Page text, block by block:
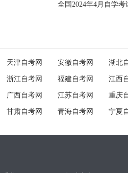
全国2024年4月自学
天津自考网 安徽自考网 湖北
浙江自考网 福建自考网 江西
广西自考网 江苏自考网 重庆
甘肃自考网 青海自考网 宁夏